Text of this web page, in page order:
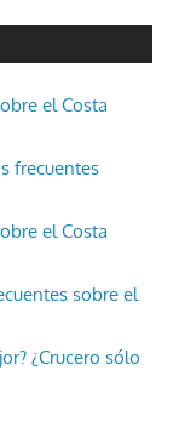
el Costa
frecuentes
el Costa
sobre el
¿Crucero sólo